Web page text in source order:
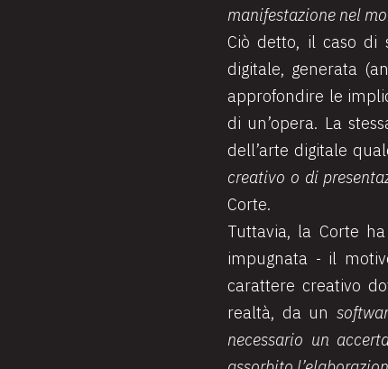
manifestazione nel
Ciò detto, il caso di
digitale, generata
approfondire le
di un’opera. La
dell’arte digitale
creativo o di
Corte.
Tuttavia, la Corte
impugnata - il
carattere creativo
realtà, da un
necessario un